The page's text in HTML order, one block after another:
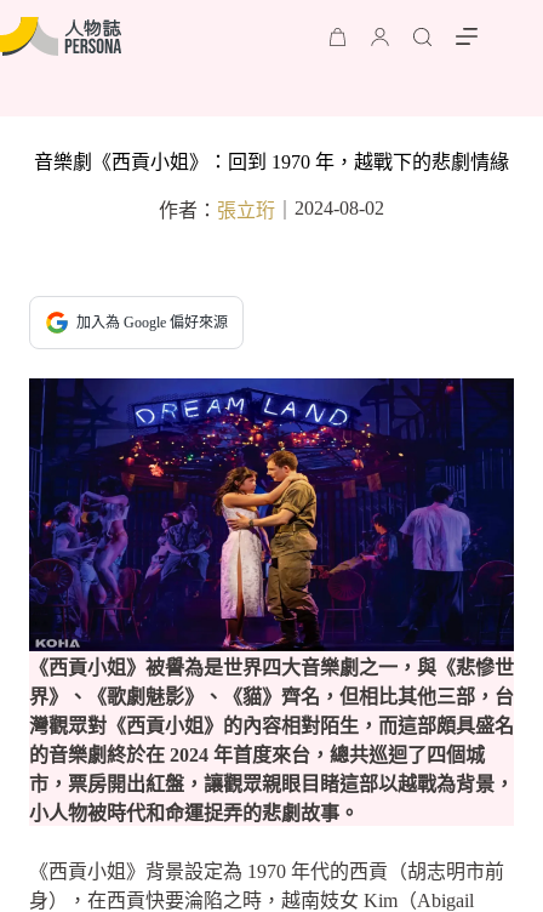
音樂劇《西貢小姐》：回到 1970 年，越戰下的悲劇情緣
作者： 張立珩 2024-08-02
加入為 Google 偏好來源
《西貢小姐》被譽為是世界四大音樂劇之一，與《悲慘世
界》、《歌劇魅影》、《貓》齊名，但相比其他三部，台
灣觀眾對《西貢小姐》的內容相對陌生，而這部頗具盛名
的音樂劇終於在 2024 年首度來台，總共巡迴了四個城
市，票房開出紅盤，讓觀眾親眼目睹這部以越戰為背景，
小人物被時代和命運捉弄的悲劇故事。
《西貢小姐》背景設定為 1970 年代的西貢（胡志明市前
身），在西貢快要淪陷之時，越南妓女 Kim（Abigail